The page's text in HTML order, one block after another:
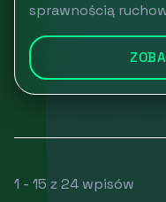
sprawnością
1 - 15 z 24 wpisów